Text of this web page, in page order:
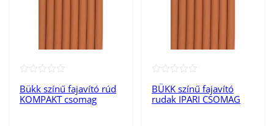
Bükk színű fajavító rúd
KOMPAKT csomag
BÜKK színű fajavító
rudak IPARI CSOMAG